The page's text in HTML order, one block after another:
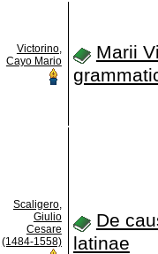
Victorino,
Cayo Mario
Marii
Scaligero,
Giulio
Cesare
(1484-1558)
De
latinae